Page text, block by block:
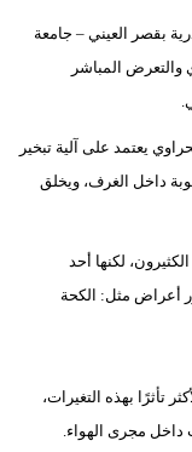
إسلامية
وتكنولوجيا
بيئة
سيارات
بقصر العيني – جامعة
والتعرض المباشر
يعتمد على آلية تبخير
داخل الغرف، ويخلق
لكنها أحد
أعراض مثل: الكحة
تأثرًا بهذه التغيرات،
داخل مجرى الهواء.